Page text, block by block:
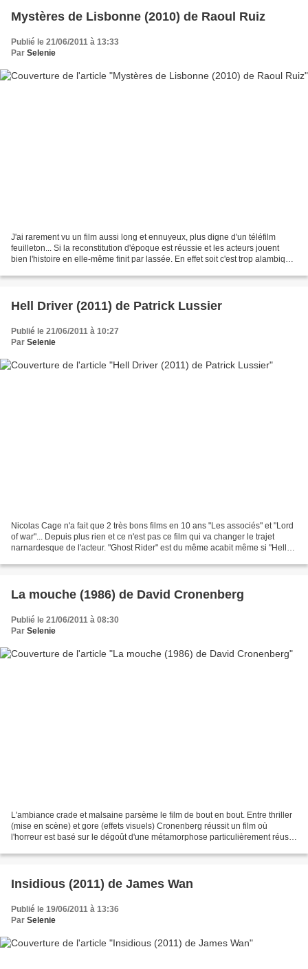
Mystères de Lisbonne (2010) de Raoul Ruiz
Publié le 21/06/2011 à 13:33
Par Selenie
J'ai rarement vu un film aussi long et ennuyeux, plus digne d'un téléfilm
feuilleton... Si la reconstitution d'époque est réussie et les acteurs jouent
bien l'histoire en elle-même finit par lassée. En effet soit c'est trop alambiqué
Hell Driver (2011) de Patrick Lussier
Publié le 21/06/2011 à 10:27
Par Selenie
Nicolas Cage n'a fait que 2 très bons films en 10 ans "Les associés" et "Lord
of war"... Depuis plus rien et ce n'est pas ce film qui va changer le trajet
narnardesque de l'acteur. "Ghost Rider" est du même acabit même si "Hell
La mouche (1986) de David Cronenberg
Publié le 21/06/2011 à 08:30
Par Selenie
L'ambiance crade et malsaine parsème le film de bout en bout. Entre thriller
(mise en scène) et gore (effets visuels) Cronenberg réussit un film où
l'horreur est basé sur le dégoût d'une métamorphose particulièrement réussit
Insidious (2011) de James Wan
Publié le 19/06/2011 à 13:36
Par Selenie